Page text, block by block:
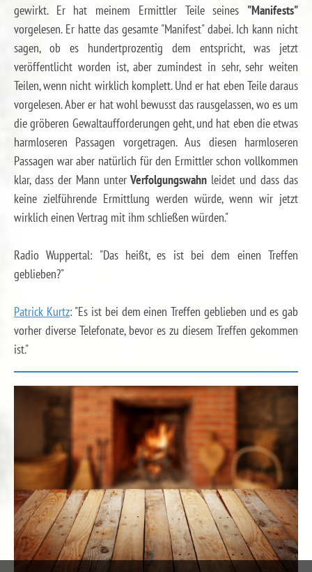
gewirkt. Er hat meinem Ermittler Teile seines "Manifests"
vorgelesen. Er hatte das gesamte "Manifest" dabei. Ich kann nicht
sagen, ob es hundertprozentig dem entspricht, was jetzt
veröffentlicht worden ist, aber zumindest in sehr, sehr weiten
Teilen, wenn nicht wirklich komplett. Und er hat eben Teile daraus
vorgelesen. Aber er hat wohl bewusst das rausgelassen, wo es um
die gröberen Gewaltaufforderungen geht, und hat eben die etwas
harmloseren Passagen vorgetragen. Aus diesen harmloseren
Passagen war aber natürlich für den Ermittler schon vollkommen
klar, dass der Mann unterVerfolgungswahn leidet und dass das
keine zielführende Ermittlung werden würde, wenn wir jetzt
wirklich einen Vertrag mit ihm schließen würden."
Radio Wuppertal: "Das heißt, es ist bei dem einen Treffen
geblieben?"
Patrick Kurtz: "Es ist bei dem einen Treffen geblieben und es gab
vorher diverse Telefonate, bevor es zu diesem Treffen gekommen
ist."